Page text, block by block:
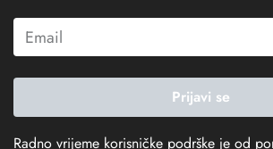
Prijavi se
Radno vrijeme korisničke podrške je od